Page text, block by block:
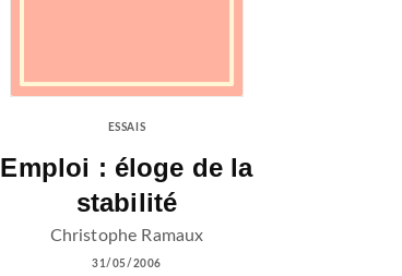
ESSAIS
Emploi : éloge de la
stabilité
Christophe Ramaux
31/05/2006